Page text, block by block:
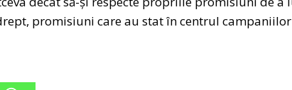
promisiuni care au stat în centrul campaniilor